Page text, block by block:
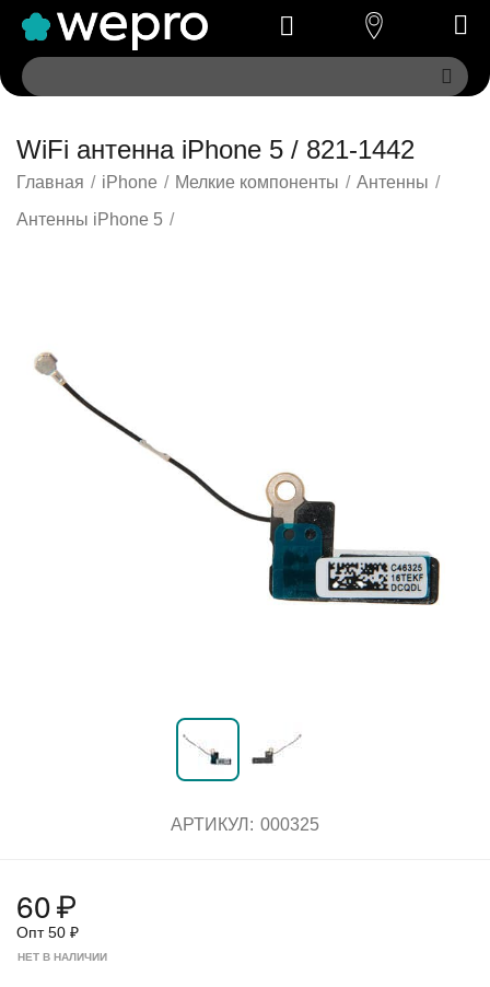
WiFi антенна iPhone 5 / 821-1442
Главная / iPhone / Мелкие компоненты / Антенны /
Антенны iPhone 5 /
АРТИКУЛ: 000325
60₽
Опт50 ₽
НЕТ В НАЛИЧИИ